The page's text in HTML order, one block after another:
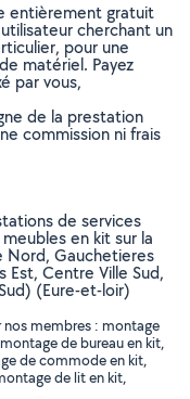
entièrement gratuit
cherchant un
pour une
matériel. Payez
par vous,
de la prestation
commission ni frais
de services
en kit sur la
Nord, Gauchetieres
Centre Ville Sud,
(Eure-et-loir)
nos membres : montage
de bureau en kit,
de commode en kit,
de lit en kit,